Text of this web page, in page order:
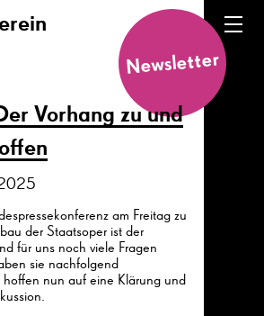
Newsletter
Vorhang zu und
am Freitag zu
der Staatsoper ist der
für uns noch viele Fragen
sie nachfolgend
hoffen nun auf eine Klärung und